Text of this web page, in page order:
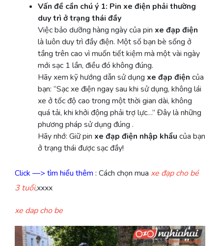
Vấn đề cần chú ý 1: Pin xe điện phải thường
duy trì ở trạng thái đầy
Việc bảo dưỡng hàng ngày của pin xe đạp điện
là luôn duy trì đầy điện. Một số bạn bè sống ở
tầng trên cao vì muốn tiết kiệm mà một vài ngày
mới sạc 1 lần, điều đó không đúng.
Hãy xem kỹ hướng dẫn sử dụng xe đạp điện của
bạn: “Sạc xe điện ngay sau khi sử dụng, không lái
xe ở tốc độ cao trong một thời gian dài, không
quá tải, khi khởi động phải trợ lực…” Đây là những
phương pháp sử dụng đúng .
Hãy nhớ: Giữ pin xe đạp điện nhập khẩu của bạn
ở trạng thái được sạc đầy!
Click —> tìm hiểu thêm : Cách chọn mua xe đạp cho bé
3 tuổi,xxxx
xe dap cho be